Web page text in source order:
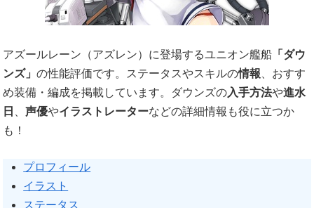
アズールレーン（アズレン）に登場するユニオン艦船 「ダウ
ンズ」 の性能評価です。ステータスやスキルの情報 、おすす
め装備・編成を掲載しています。ダウンズの入手方法や進水
日
声優やイラストレーターなどの詳細情報も役に立つか
も！
プロフィール
イラスト
ステータス